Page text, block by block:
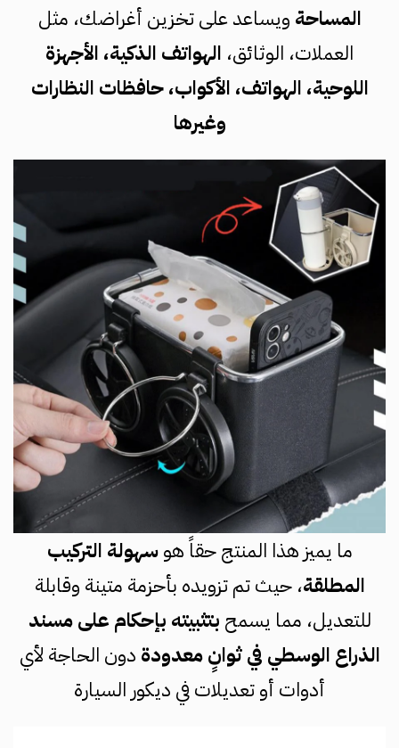
المساحة ويساعد على تخزين أغراضك، مثل
العملات، الوثائق، الهواتف الذكية، الأجهزة
اللوحية، الهواتف، الأكواب، حافظات النظارات
وغيرها
ما يميز هذا المنتج حقاً هوسهولة التركيب
المطلقة، حيث تم تزويده بأحزمة متينة وقابلة
للتعديل، مما يسمح بتثبيته بإحكام على مسند
الذراع الوسطي في ثوانٍ معدودة دون الحاجة لأي
أدوات أو تعديلات في ديكور السيارة